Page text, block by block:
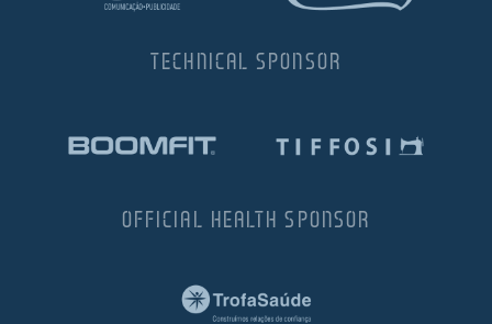
TECHNICAL SPONSOR
OFFICIAL HEALTH SPONSOR